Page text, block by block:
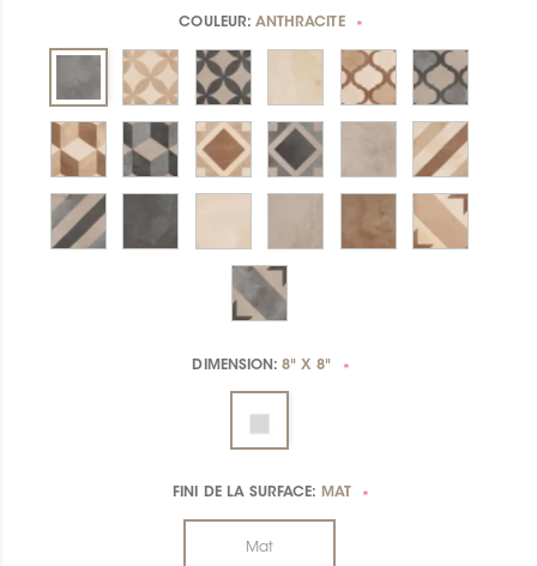
COULEUR: ANTHRACITE *
DIMENSION:8" X 8" *
FINI DE LA SURFACE: MAT *
Mat